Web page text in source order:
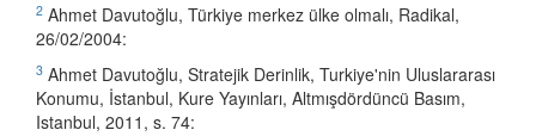
2 Ahmet Davutoğlu, Türkiye merkez ülke olmalı, Radikal,
26/02/2004:
3 Ahmet Davutoğlu, Stratejik Derinlik, Turkiye'nin Uluslararası
Konumu, İstanbul, Kure Yayınları, Altmışdördüncü Basım,
Istanbul, 2011, s. 74: